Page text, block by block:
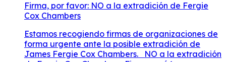
Firma, por favor: NO a la extradición de Fergie
Cox Chambers
Estamos recogiendo firmas de organizaciones de
forma urgente ante la posible extradición de
James Fergie Cox Chambers. NO a la extradición